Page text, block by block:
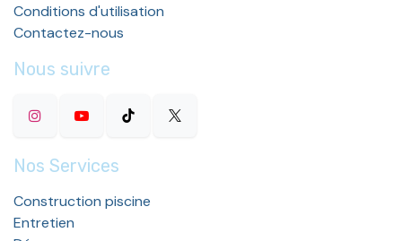
Conditions d'utilisation
Contactez-nous
Nous suivre
Nos Services
Construction piscine
Entretien